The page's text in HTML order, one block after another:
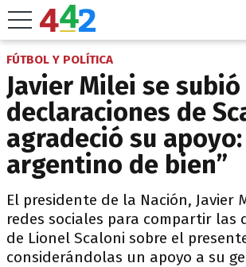
FÚTBOL Y POLÍTICA
Javier Milei se
declaraciones de
agradeció su apoyo:
argentino de bien”
El presidente de la Nación, Javier
redes sociales para compartir las
de Lionel Scaloni sobre el
considerándolas un apoyo a su